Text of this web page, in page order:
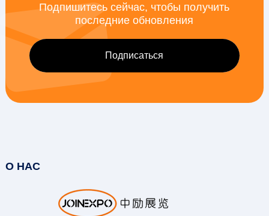
Подпишитесь сейчас, чтобы получить
последние обновления
О НАС